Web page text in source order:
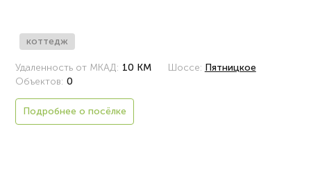
коттедж
Удаленность от МКАД: 10 КМ Шоссе: Пятницкое
Объектов: 0
Подробнее о посёлке